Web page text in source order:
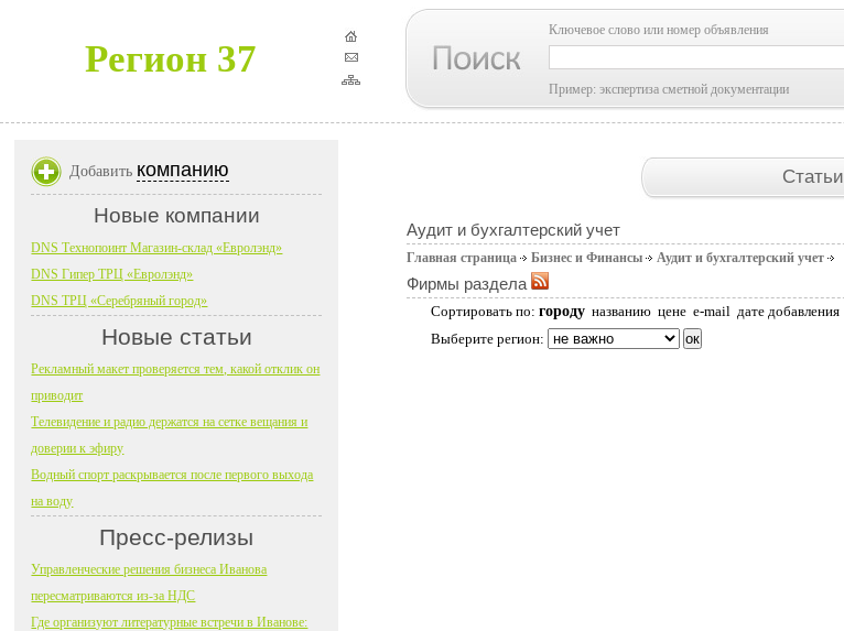
Регион 37
Ключевое слово или номер объявления
Пример: экспертиза сметной документации
Статьи
Аудит и бухгалтерский учет
Главная страница Бизнес и Финансы Аудит и бухгалтерский учет
Фирмы раздела
Сортировать по: городу названию цене e-mail дате добавления
Выберите регион:
Добавить компанию
Новые компании
DNS Технопоинт Магазин-склад «Евролэнд»
DNS Гипер ТРЦ «Евролэнд»
DNS ТРЦ «Серебряный город»
Новые статьи
Рекламный макет проверяется тем, какой отклик он
приводит
Телевидение и радио держатся на сетке вещания и
доверии к эфиру
Водный спорт раскрывается после первого выхода
на воду
Пресс-релизы
Управленческие решения бизнеса Иванова
пересматриваются из-за НДС
Где организуют литературные встречи в Иванове: